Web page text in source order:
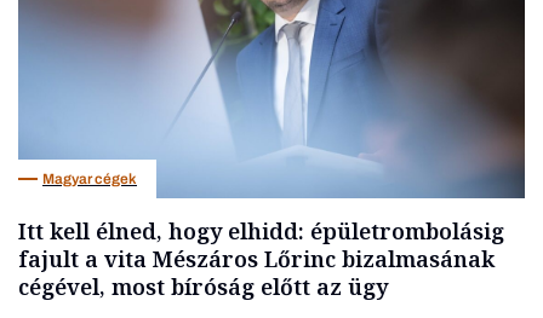
Magyar cégek
Itt kell élned, hogy elhidd: épületrombolásig
fajult a vita Mészáros Lőrinc bizalmasának
cégével, most bíróság előtt az ügy